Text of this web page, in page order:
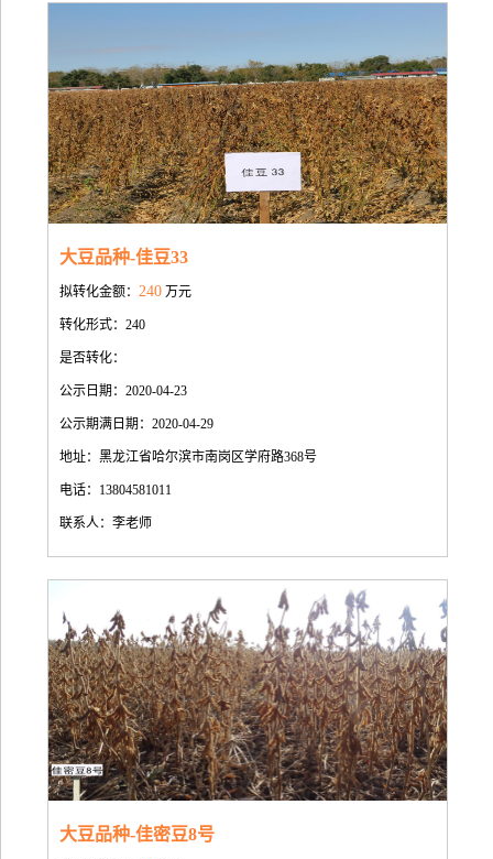
大豆品种-佳豆33
拟转化金额：240 万元
转化形式：240
是否转化：
公示日期：2020-04-23
公示期满日期：2020-04-29
地址：黑龙江省哈尔滨市南岗区学府路368号
电话：13804581011
联系人：李老师
大豆品种-佳密豆8号